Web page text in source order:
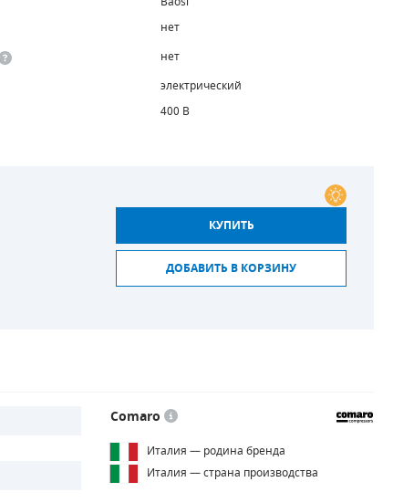
нет
нет
электрический
400 В
КУПИТЬ
ДОБАВИТЬ В КОРЗИНУ
Comaro
Италия — родина бренда
Италия — страна производства